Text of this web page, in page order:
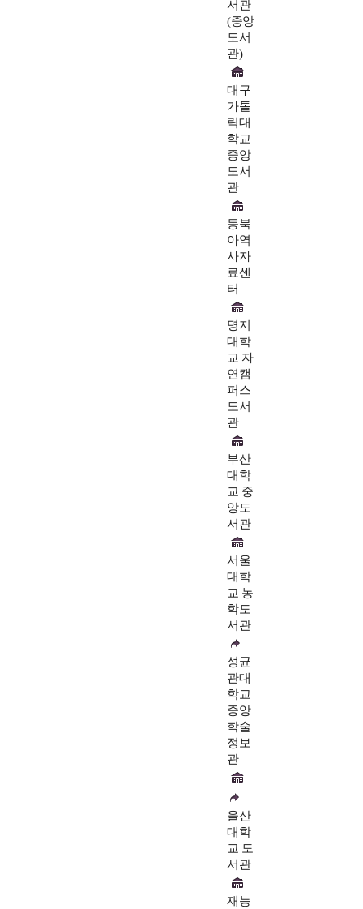
서관
(중앙
도서
관)
대구
가톨
릭대
학교
중앙
도서
관
동북
아역
사자
료센
터
명지
대학
교 자
연캠
퍼스
도서
관
부산
대학
교 중
앙도
서관
서울
대학
교 농
학도
서관
성균
관대
학교
중앙
학술
정보
관
울산
대학
교 도
서관
재능